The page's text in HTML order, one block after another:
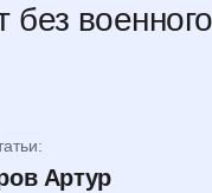
без
Артур